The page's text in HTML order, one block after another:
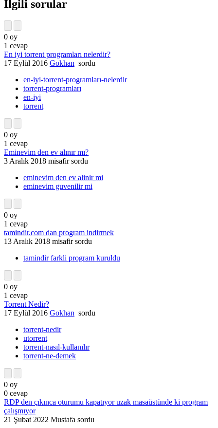
İlgili sorular
0 oy
1 cevap
En iyi torrent programları nelerdir?
17 Eylül 2016 Gokhan sordu
en-iyi-torrent-programları-nelerdir
torrent-programları
en-iyi
torrent
0 oy
1 cevap
Eminevim den ev alınır mı?
3 Aralık 2018 misafir sordu
eminevim den ev alinir mi
eminevim guvenilir mi
0 oy
1 cevap
tamindir.com dan program indirmek
13 Aralık 2018 misafir sordu
tamindir farkli program kuruldu
0 oy
1 cevap
Torrent Nedir?
17 Eylül 2016 Gokhan sordu
torrent-nedir
utorrent
torrent-nasıl-kullanılır
torrent-ne-demek
0 oy
0 cevap
RDP den çıkınca oturumu kapatıyor uzak masaüstünde ki program
çalışmıyor
21 Şubat 2022 Mustafa sordu